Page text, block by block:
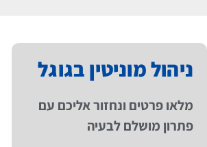
ניהול מוניטין בגוגל
מלאו פרטים ונחזור אליכם עם
פתרון מושלם לבעיה